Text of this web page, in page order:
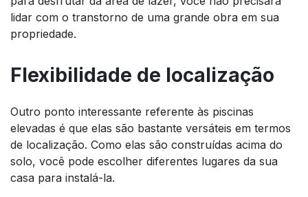
lidar com o transtorno de uma grande obra em sua
propriedade.
Flexibilidade de localização
Outro ponto interessante referente às piscinas
elevadas é que elas são bastante versáteis em termos
de localização. Como elas são construídas acima do
solo, você pode escolher diferentes lugares da sua
casa para instalá-la.